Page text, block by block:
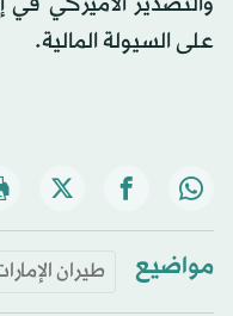
على السيولة المالية.
مواضيع طيران